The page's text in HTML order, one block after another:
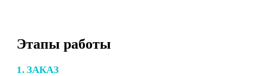
Этапы работы
1. ЗАКАЗ